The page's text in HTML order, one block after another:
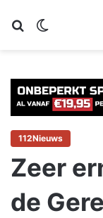
Zoeken
112Nieuws
Zeer
de